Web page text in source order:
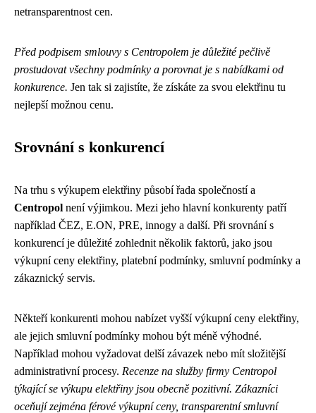
netransparentnost cen.
Před podpisem smlouvy s Centropolem je důležité pečlivě
prostudovat všechny podmínky a porovnat je s nabídkami od
konkurence. Jen tak si zajistíte, že získáte za svou elektřinu tu
nejlepší možnou cenu.
Srovnání s konkurencí
Na trhu s výkupem elektřiny působí řada společností a
Centropol není výjimkou. Mezi jeho hlavní konkurenty patří
například ČEZ, E.ON, PRE, innogy a další. Při srovnání s
konkurencí je důležité zohlednit několik faktorů, jako jsou
výkupní ceny elektřiny, platební podmínky, smluvní podmínky a
zákaznický servis.
Někteří konkurenti mohou nabízet vyšší výkupní ceny elektřiny,
ale jejich smluvní podmínky mohou být méně výhodné.
Například mohou vyžadovat delší závazek nebo mít složitější
administrativní procesy. Recenze na služby firmy Centropol
týkající se výkupu elektřiny jsou obecně pozitivní. Zákazníci
oceňují zejména férové výkupní ceny, transparentní smluvní